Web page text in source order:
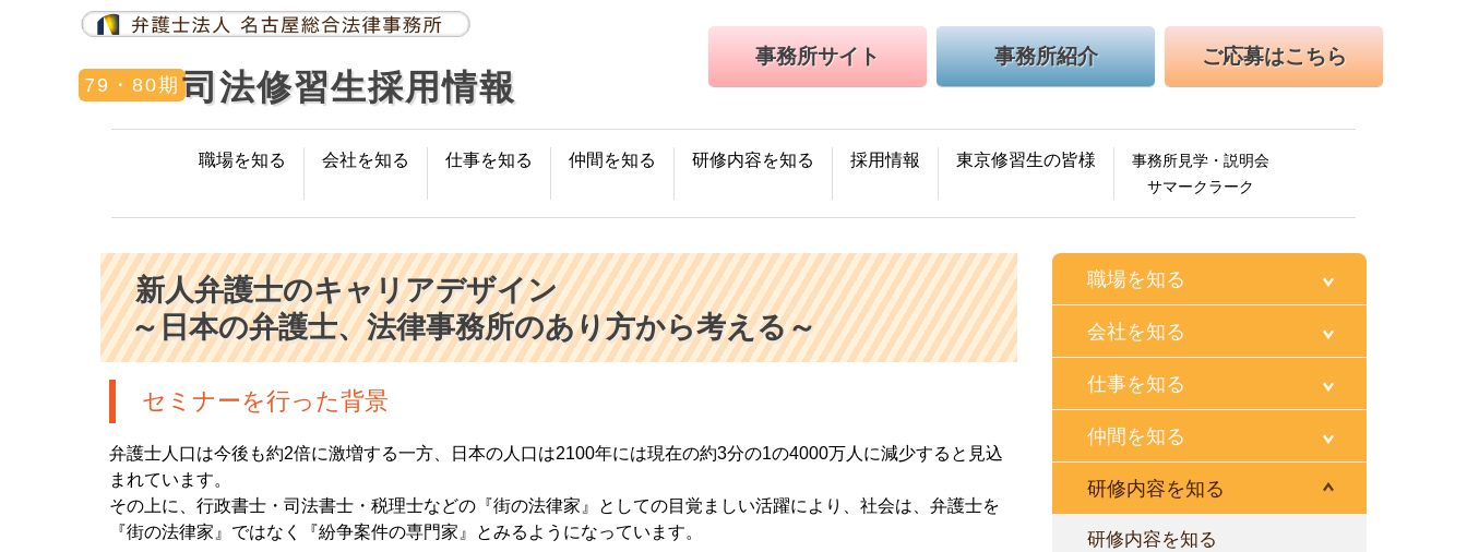
79・80期 司法修習生採用情報
事務所サイト 事務所紹介 ご応募はこちら
職場を知る 会社を知る 仕事を知る 仲間を知る 研修内容を知る 採用情報 東京修習生の皆様
事務所見学・説明会
サマークラーク
新人弁護士のキャリアデザイン
～日本の弁護士、法律事務所のあり方から考える～
セミナーを行った背景
弁護士人口は今後も約2倍に激増する一方、日本の人口は2100年には現在の約3分の1の4000万人に減少すると見込
まれています。
その上に、行政書士・司法書士・税理士などの『街の法律家』としての目覚ましい活躍により、社会は、弁護士を
『街の法律家』ではなく『紛争案件の専門家』とみるようになっています。
職場を知る
会社を知る
仕事を知る
仲間を知る
研修内容を知る
研修内容を知る